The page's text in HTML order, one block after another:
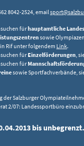
8042-2524, email
fürhauptamtliche
sowie
Rif unter folgendem Link.
fürEinzelförderungen,
für
sowie Sportfachverbände,
der Salzburger
2/07: Landessportbüro
bis unbegrenzt.